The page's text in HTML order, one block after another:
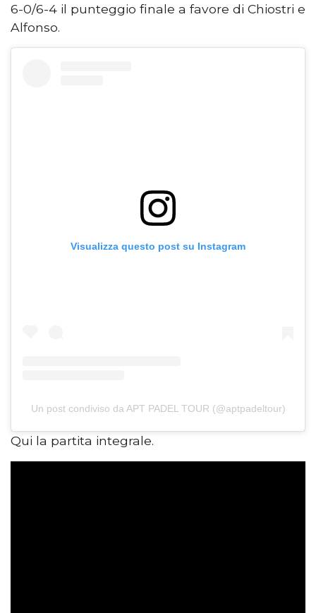
6-0/6-4 il punteggio finale a favore di Chiostri e
Alfonso.
Visualizza questo post su Instagram
Un post condiviso da APT PADEL TOUR (@aptpadeltour)
Qui la partita integrale.